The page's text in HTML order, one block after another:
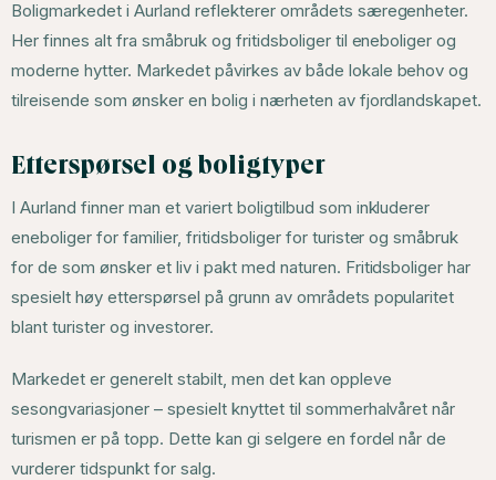
Boligmarkedet i Aurland reflekterer områdets særegenheter.
Her finnes alt fra småbruk og fritidsboliger til eneboliger og
moderne hytter. Markedet påvirkes av både lokale behov og
tilreisende som ønsker en bolig i nærheten av fjordlandskapet.
Etterspørsel og boligtyper
I Aurland finner man et variert boligtilbud som inkluderer
eneboliger for familier, fritidsboliger for turister og småbruk
for de som ønsker et liv i pakt med naturen. Fritidsboliger har
spesielt høy etterspørsel på grunn av områdets popularitet
blant turister og investorer.
Markedet er generelt stabilt, men det kan oppleve
sesongvariasjoner – spesielt knyttet til sommerhalvåret når
turismen er på topp. Dette kan gi selgere en fordel når de
vurderer tidspunkt for salg.